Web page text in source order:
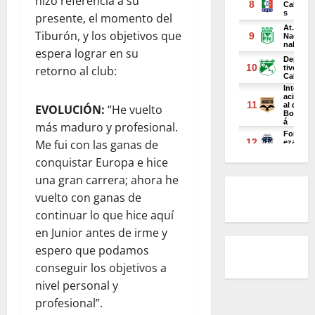
presente, el momento del
Tiburón, y los objetivos que
espera lograr en su
retorno al club:
EVOLUCIÓN: “He vuelto
más maduro y profesional.
Me fui con las ganas de
conquistar Europa e hice
una gran carrera; ahora he
vuelto con ganas de
continuar lo que hice aquí
en Junior antes de irme y
espero que podamos
conseguir los objetivos a
nivel personal y
profesional”.